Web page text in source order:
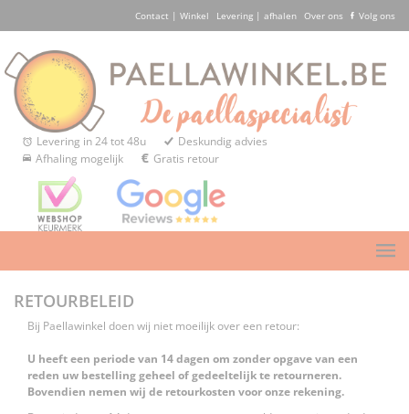
Contact | Winkel Levering | afhalen Over ons Volg ons
Levering in 24 tot 48u
Deskundig advies
Afhaling mogelijk
Gratis retour
RETOURBELEID
Bij Paellawinkel doen wij niet moeilijk over een retour:
U heeft een periode van 14 dagen om zonder opgave van een
reden uw bestelling geheel of gedeeltelijk te retourneren.
Bovendien nemen wij de retourkosten voor onze rekening.